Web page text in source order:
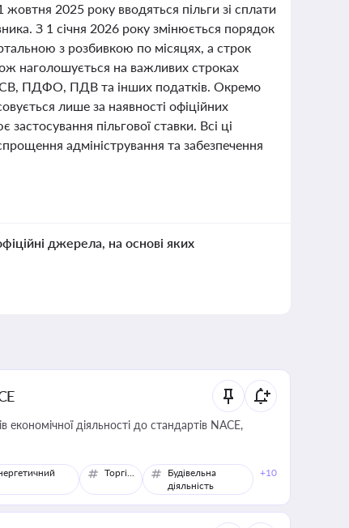
2025 року вводяться пільги зі сплати
З 1 січня 2026 року змінюється порядок
з розбивкою по місяцях, а строк
наголошується на важливих строках
ЄСВ, ПДФО, ПДВ та інших податків. Окремо
лише за наявності офіційних
пільгової ставки. Всі ці
адміністрування та забезпечення
джерела, на основі яких
економічної діяльності до стандартів NACE,
Торгівля
Будівельна
діяльність
+10